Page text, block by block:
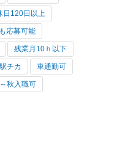
日120日以上
応募可能
残業月10ｈ以下
駅チカ 車通勤可
秋入職可